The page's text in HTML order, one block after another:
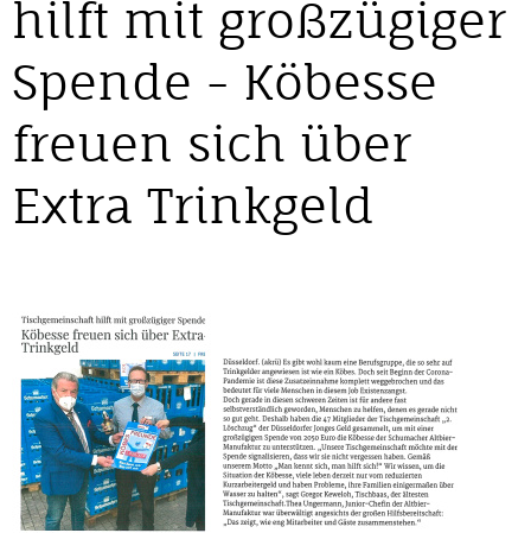
hilft mit großzügiger
Spende - Köbesse
freuen sich über
Extra Trinkgeld